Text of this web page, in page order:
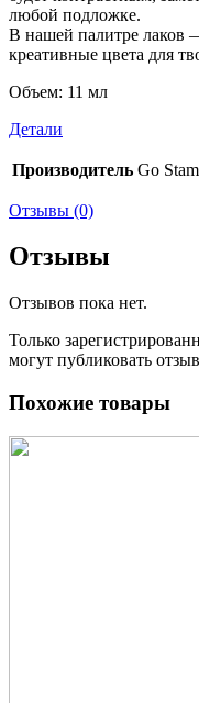
любой подложке.
В нашей палитре лаков
креативные цвета для
Объем: 11 мл
Детали
Производитель Go
Отзывы (0)
Отзывы
Отзывов пока нет.
Только
могут публиковать
Похожие товары